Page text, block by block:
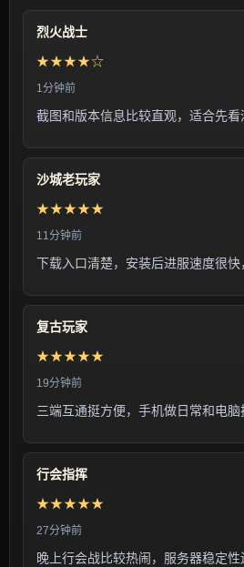
烈火战士
★★★★☆
1分钟前
截图和版本信息比较直观，适合先看
沙城老玩家
★★★★★
11分钟前
下载入口清楚，安装后进服速度很快
复古玩家
★★★★★
19分钟前
三端互通挺方便，手机做日常和电脑
行会指挥
★★★★★
27分钟前
晚上行会战比较热闹，服务器稳定性